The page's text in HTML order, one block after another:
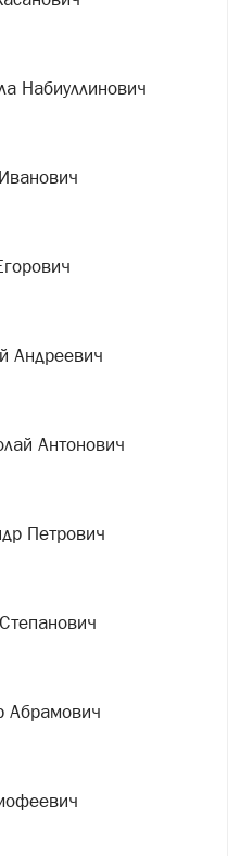
Набиуллинович
Андреевич
Антонович
Петрович
Абрамович